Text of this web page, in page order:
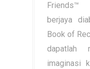
Friends™
berjaya
Book of
dapatlah
imaginasi